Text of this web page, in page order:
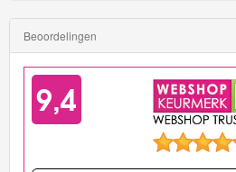
Beoordelingen